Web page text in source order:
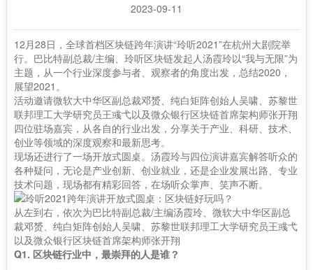
2023-09-11
12月28日，全球首档区块链跨年演讲“玲听2021”在杭州大剧院举
行。巴比特副总裁/主编、玲听区块链发起人汤霞玲以“我与无限”为
主题，从一个行业深度参与者、观察者的角度出发，总结2020，
展望2021。
活动邀请微软大中华区副总裁邓赟、纯白矩阵创始人吴啸、苏黎世
联邦理工大学研究员王彧弋以及微众银行区块链首席架构师张开翔
四位驻场嘉宾，从各自的行业出发，分享关于产业、科研、技术、
创业等领域的深度观察和最新思考。
现场还进行了一场开放式圆桌。汤霞玲与四位演讲嘉宾解答听众的
各种疑问，无论是产业创新、创业就业，还是企业发展出路、专业
技术问题，现场都有精彩回答，在场听众掌声、笑声不断。
从左到右，依次为巴比特副总裁/主编汤霞玲、微软大中华区副总
裁邓赟、纯白矩阵创始人吴啸、苏黎世联邦理工大学研究员王彧弋
以及微众银行区块链首席架构师张开翔
Q1. 区块链行业中，最崇拜的人是谁？